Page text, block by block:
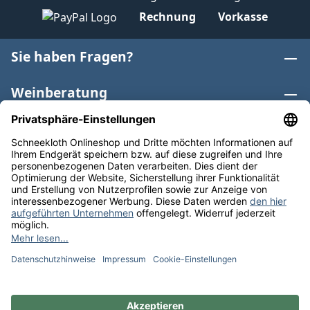
Rechnung Vorkasse
Sie haben Fragen?
Weinberatung
Informationen
Weinkategorien
Internationaler Wein
* Alle Preise inkl. gesetzl. Mehrwertsteuer zzgl.
anders angegeben. Bioprodukte im Bio-Kontrollverfahren